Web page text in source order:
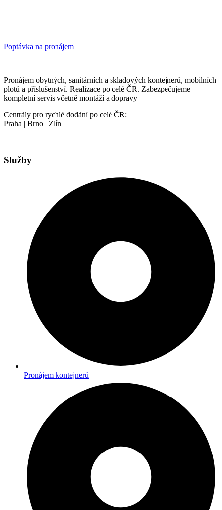
Poptávka na pronájem
Pronájem obytných, sanitárních a skladových kontejnerů, mobilních
plotů a příslušenství. Realizace po celé ČR. Zabezpečujeme
kompletní servis včetně montáží a dopravy
Centrály pro rychlé dodání po celé ČR:
Praha | Brno | Zlín
Služby
Pronájem kontejnerů